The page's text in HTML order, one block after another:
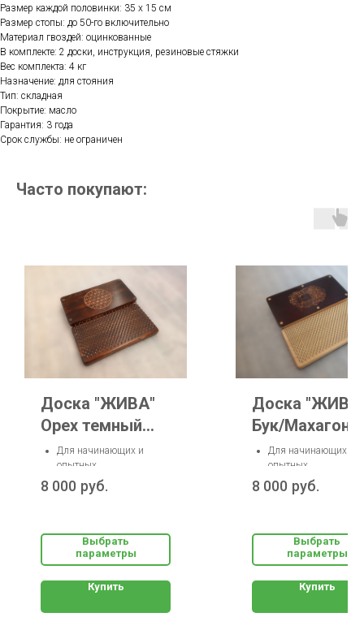
Размер каждой половинки: 35 х 15 см
Размер стопы: до 50-го включительно
Материал гвоздей: оцинкованные
В комплекте: 2 доски, инструкция, резиновые стяжки
Вес комплекта: 4 кг
Назначение: для стояния
Тип: складная
Покрытие: масло
Гарантия: 3 года
Срок службы: не ограничен
Часто покупают:
Доска "ЖИВА"
Орех темный
"Цветок Жизни"
Для начинающих и
опытных
Шаг гвоздей: 10, 12, 15
мм
дерево
8 000 руб.
Выбрать
параметры
Купить
Доска
Бук/Махагон
"Будда"
Для начинающих и
опытных
Шаг гвоздей: 10, 12,
мм
дерево
8 000 руб.
Выбрать
параметры
Купить